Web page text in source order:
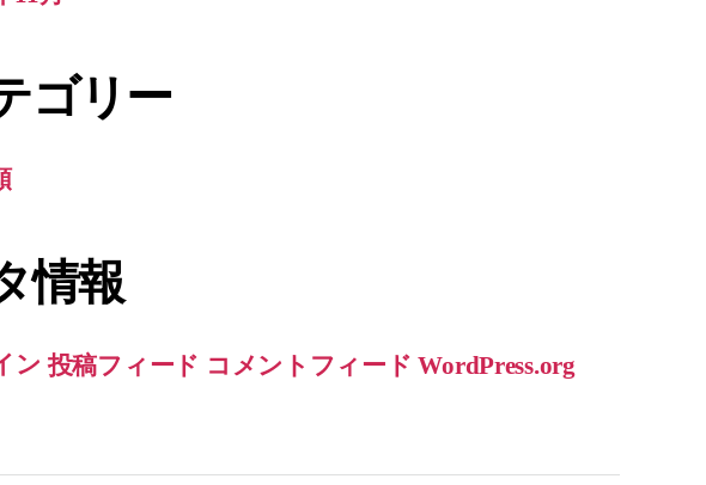
ゴリー
情報
ン 投稿フィード コメントフィード WordPress.org